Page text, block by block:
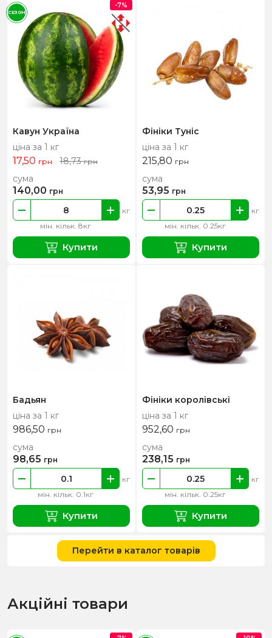
Кавун Україна
ціна за 1 кг
17,50 грн 18,73грн
мін. кільк. 8кг
кг
сума
140,00 грн
Купити
-7%
СЕЗОН
Фініки Туніс
ціна за 1 кг
215,80 грн
мін. кільк. 0.25кг
кг
сума
53,95 грн
Купити
Бадьян
ціна за 1 кг
986,50 грн
мін. кільк. 0.1кг
кг
сума
98,65 грн
Купити
Фініки королівські
ціна за 1 кг
952,60 грн
мін. кільк. 0.25кг
кг
сума
238,15 грн
Купити
Перейти в каталог товарів
Акційні товари